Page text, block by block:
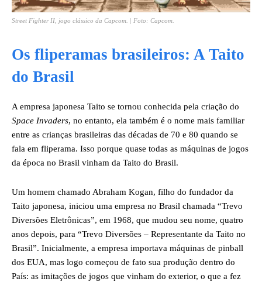
Street Fighter II, jogo clássico da Capcom. | Foto: Capcom.
Os fliperamas brasileiros: A Taito
do Brasil
A empresa japonesa Taito se tornou conhecida pela criação do
Space Invaders, no entanto, ela também é o nome mais familiar
entre as crianças brasileiras das décadas de 70 e 80 quando se
fala em fliperama. Isso porque quase todas as máquinas de jogos
da época no Brasil vinham da Taito do Brasil.
Um homem chamado Abraham Kogan, filho do fundador da
Taito japonesa, iniciou uma empresa no Brasil chamada “Trevo
Diversões Eletrônicas”, em 1968, que mudou seu nome, quatro
anos depois, para “Trevo Diversões – Representante da Taito no
Brasil”. Inicialmente, a empresa importava máquinas de pinball
dos EUA, mas logo começou de fato sua produção dentro do
País: as imitações de jogos que vinham do exterior, o que a fez